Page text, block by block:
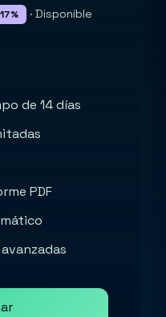
· Disponible
de 14 días
PDF